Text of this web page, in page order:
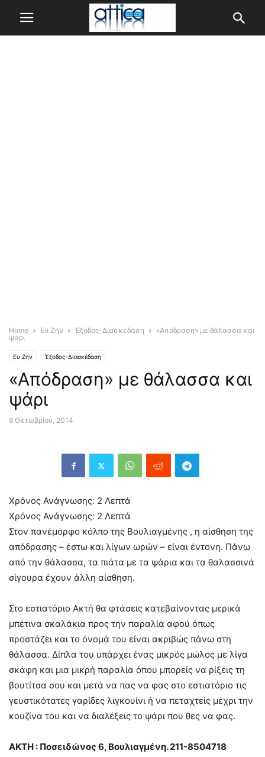
Home Ευ Ζην Έξοδος-Διασκέδαση
«Aπόδραση» με θάλασσα και
ψάρι
Ευ Ζην Έξοδος-Διασκέδαση
«Aπόδραση» με θάλασσα και
ψάρι
8 Οκτωβρίου, 2014
Χρόνος Ανάγνωσης: 2 Λεπτά
Χρόνος Ανάγνωσης: 2 Λεπτά
Στον πανέμορφο κόλπο της Βουλιαγμένης , η αίσθηση της
απόδρασης – έστω και λίγων ωρών – είναι έντονη. Πάνω
από την θάλασσα, τα πιάτα με τα ψάρια και τα θαλασσινά
σίγουρα έχουν άλλη αίσθηση.
Στο εστιατόριο Ακτή θα φτάσεις κατεβαίνοντας μερικά
μπέτινα σκαλάκια προς την παραλία αφού όπως
προστάζει και το όνομά του είναι ακριβώς πάνω στη
θάλασσα. Δίπλα του υπάρχει ένας μικρός μώλος με λίγα
σκάφη και μια μικρή παραλία όπου μπορείς να ρίξεις τη
βουτίτσα σου και μετά να πας να φας στο εστιατόριο τις
γευστικότατες γαρίδες λιγκουίνι ή να πεταχτείς μέχρι την
κουζίνα του και να διαλέξεις το ψάρι που θες να φας.
ΑΚΤΗ : Ποσειδώνος 6, Βουλιαγμένη. 211-8504718